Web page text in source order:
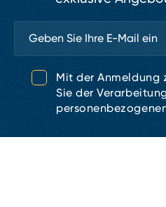
Mit der Anmeldung
Sie der